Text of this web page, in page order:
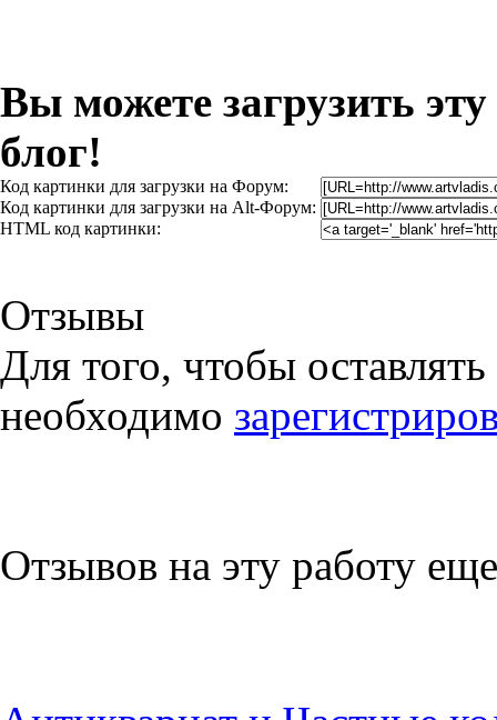
Вы можете загрузить
блог!
Код картинки для загрузки на Форум:
Код картинки для загрузки на Alt-Форум:
HTML код картинки:
Отзывы
Для того, чтобы
необходимо
Отзывов на эту работу